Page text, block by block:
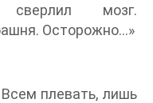
сверлил мозг.
Осторожно…»
плевать, лишь